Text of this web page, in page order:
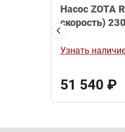
Насос ZOTA
скорость)
Узнать
51 540 ₽